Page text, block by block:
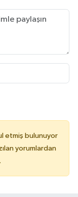
etmiş bulunuyor
yorumlardan